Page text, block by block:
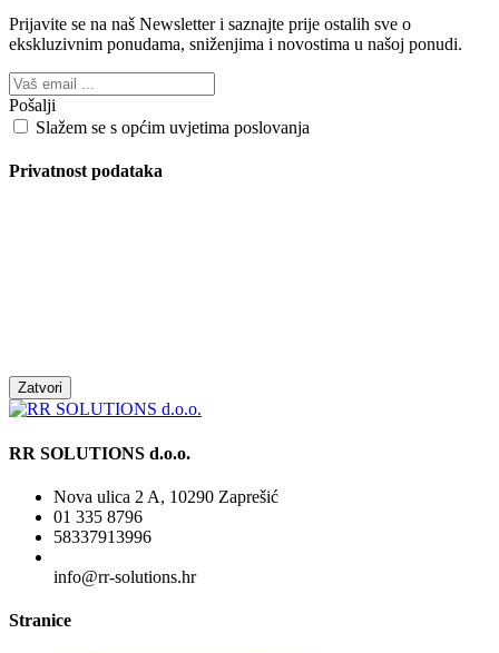
Prijavite se na naš Newsletter i saznajte prije ostalih sve o
ekskluzivnim ponudama, sniženjima i novostima u našoj ponudi.
Pošalji
Slažem se s općim uvjetima poslovanja
Privatnost podataka
Zatvori
RR SOLUTIONS d.o.o.
Nova ulica 2 A, 10290 Zaprešić
01 335 8796
58337913996
info@rr-solutions.hr
Stranice